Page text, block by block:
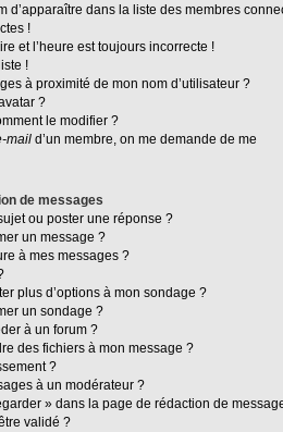
d’apparaître dans la liste des membres
!
et l’heure est toujours incorrecte !
!
à proximité de mon nom d’utilisateur ?
?
le modifier ?
mail d’un membre, on me demande de me
de messages
ou poster une réponse ?
un message ?
à mes messages ?
plus d’options à mon sondage ?
un sondage ?
à un forum ?
des fichiers à mon message ?
?
à un modérateur ?
» dans la page de rédaction de
validé ?